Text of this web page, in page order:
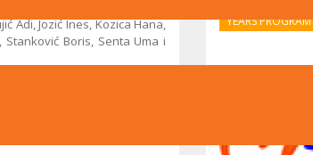
matematičkog entuzijazma
Adi, Jozić Ines, Kozica Hana,
Boris, Senta Uma i
o različitim matematičkim
Najuspješniji prema
YEARS PROGRAM